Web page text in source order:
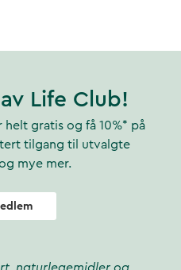
Life Club!
helt gratis og få 10%* på
tilgang til utvalgte
mye mer.